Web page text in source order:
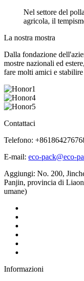
Nel settore del
agricola, il
La nostra mostra
Dalla fondazione
mostre nazionali ed
fare molti amici e
Contattaci
Telefono:
E-mail: eco-pack@eco-
Aggiungi: No. 200,
Panjin, provincia di
umane)
Informazioni